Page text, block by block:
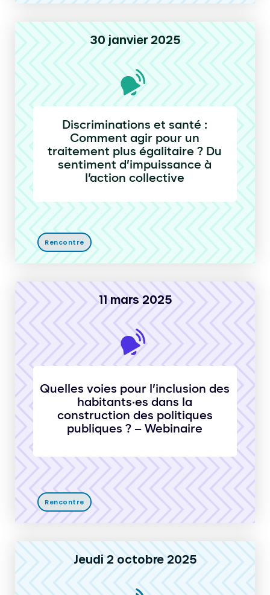
30 janvier 2025
Discriminations et santé :
Comment agir pour un
traitement plus égalitaire ? Du
sentiment d’impuissance à
l’action collective
Rencontre
11 mars 2025
Quelles voies pour l’inclusion des
habitants·es dans la
construction des politiques
publiques ? – Webinaire
Rencontre
Jeudi 2 octobre 2025